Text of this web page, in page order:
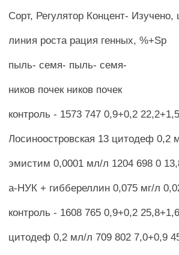
Сорт, Регулятор Концент-
линия роста рация генных, %+Sp
пыль- семя- пыль- семя-
ников почек ников почек
контроль - 1573 747 0,9+0,2 22,2+1,5
Лосиноостровская 13 цитодеф 0,2
эмистим 0,0001 мл/л 1204 698 0
а-НУК + гиббереллин 0,075 мг/л
контроль - 1608 765 0,9+0,2 25,8+1,6
цитодеф 0,2 мл/л 709 802 7,0+0,9